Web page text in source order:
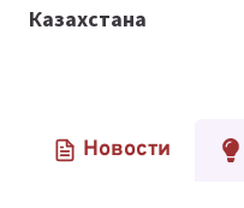
Казахстана
Новости